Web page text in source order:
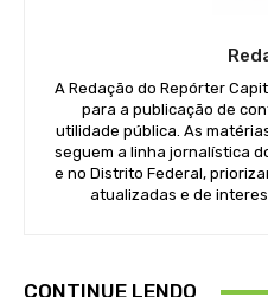
A Redação do Repórter
para a publicação de
utilidade pública. As
seguem a linha jornalística
e no Distrito Federal,
atualizadas e de
CONTINUE LENDO